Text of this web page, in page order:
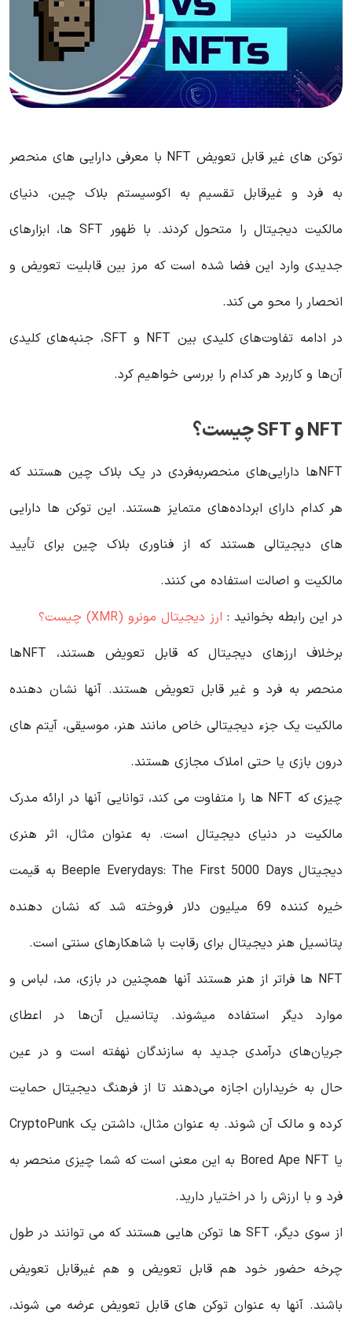
توکن های غیر قابل تعویض NFT با معرفی دارایی های منحصر
به فرد و غیرقابل تقسیم به اکوسیستم بلاک چین، دنیای
مالکیت دیجیتال را متحول کردند. با ظهور SFT ها، ابزارهای
جدیدی وارد این فضا شده است که مرز بین قابلیت تعویض و
انحصار را محو می کند.
در ادامه تفاوت‌های کلیدی بین NFT و SFT، جنبه‌های کلیدی
آن‌ها و کاربرد هر کدام را بررسی خواهیم کرد.
NFT و SFT چیست؟
NFTها دارایی‌های منحصربه‌فردی در یک بلاک چین هستند که
هر کدام دارای ابرداده‌های متمایز هستند. این توکن ها دارایی
های دیجیتالی هستند که از فناوری بلاک چین برای تأیید
مالکیت و اصالت استفاده می کنند.
در این رابطه بخوانید‌ : ارز دیجیتال مونرو (XMR) چیست؟
برخلاف ارزهای دیجیتال که قابل تعویض هستند، NFTها
منحصر به فرد و غیر قابل تعویض هستند. آنها نشان دهنده
مالکیت یک جزء دیجیتالی خاص مانند هنر، موسیقی، آیتم های
درون بازی یا حتی املاک مجازی هستند.
چیزی که NFT ها را متفاوت می کند، توانایی آنها در ارائه مدرک
مالکیت در دنیای دیجیتال است. به عنوان مثال، اثر هنری
دیجیتال Beeple Everydays: The First 5000 Days به قیمت
خیره کننده 69 میلیون دلار فروخته شد که نشان دهنده
پتانسیل هنر دیجیتال برای رقابت با شاهکارهای سنتی است.
NFT ها فراتر از هنر هستند آنها همچنین در بازی، مد، لباس و
موارد دیگر استفاده میشوند. پتانسیل آن‌ها در اعطای
جریان‌های درآمدی جدید به سازندگان نهفته است و در عین
حال به خریداران اجازه می‌دهند تا از فرهنگ دیجیتال حمایت
کرده و مالک آن شوند. به عنوان مثال، داشتن یک CryptoPunk
یا Bored Ape NFT به این معنی است که شما چیزی منحصر به
فرد و با ارزش را در اختیار دارید.
از سوی دیگر، SFT ها توکن هایی هستند که می توانند در طول
چرخه حضور خود هم قابل تعویض و هم غیرقابل تعویض
باشند. آنها به عنوان توکن های قابل تعویض عرضه می شوند،